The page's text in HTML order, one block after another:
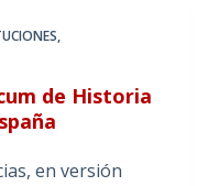
,
de Historia
en versión